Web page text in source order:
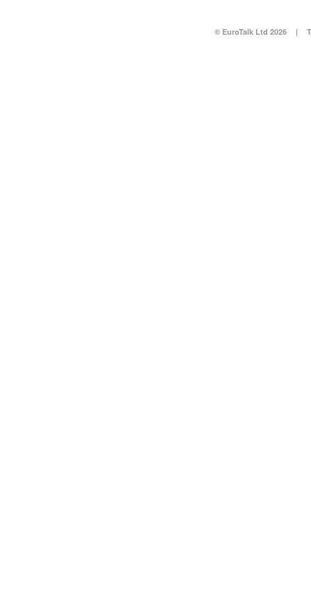
© EuroTalk Ltd 2026 |